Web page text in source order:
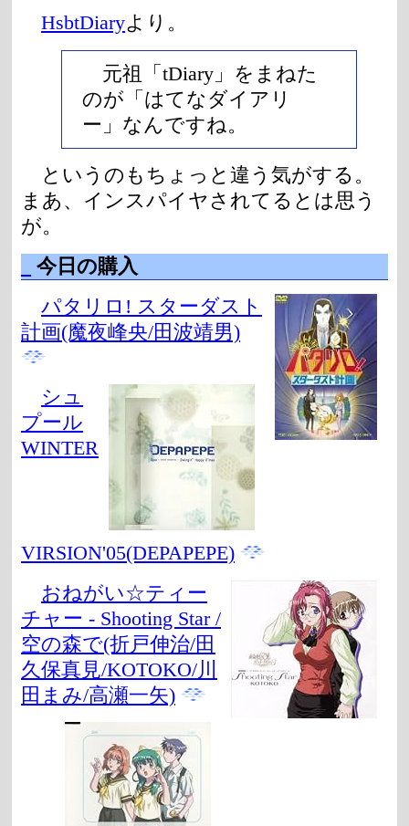
HsbtDiaryより。
元祖「tDiary」をまねた
のが「はてなダイアリ
ー」なんですね。
というのもちょっと違う気がする。
まあ、インスパイヤされてるとは思う
が。
今日の購入
パタリロ! スターダスト
計画(魔夜峰央/田波靖男)
シュ
プール
WINTER
VIRSION'05(DEPAPEPE)
おねがい☆ティー
チャー - Shooting Star /
空の森で(折戸伸治/田
久保真見/KOTOKO/川
田まみ/高瀬一矢)